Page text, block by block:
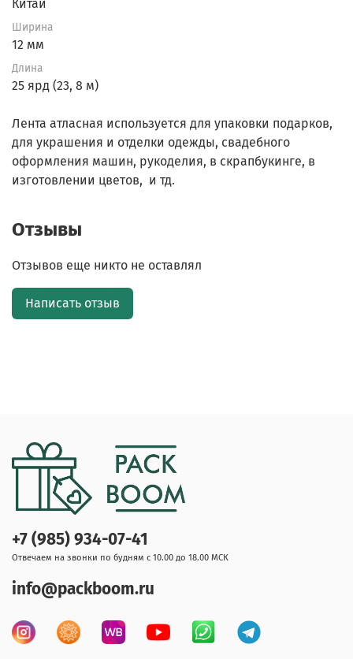
Китай
Ширина
12 мм
Длина
25 ярд (23, 8 м)
Лента атласная используется для упаковки подарков,
для украшения и отделки одежды, свадебного
оформления машин, рукоделия, в скрапбукинге, в
изготовлении цветов, и тд.
Отзывы
Отзывов еще никто не оставлял
Написать отзыв
+7 (985) 934-07-41
Отвечаем на звонки по будням с 10.00 до 18.00 МСК
info@packboom.ru